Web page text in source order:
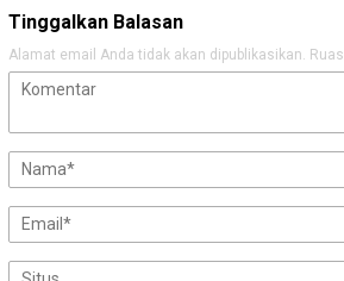
Tinggalkan Balasan
Alamat email Anda tidak akan dipublikasikan.